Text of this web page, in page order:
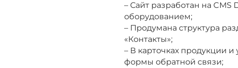
– Сайт разработан на
оборудованием;
– Продумана структура
«Контакты»;
– В карточках продукции
формы обратной связи;